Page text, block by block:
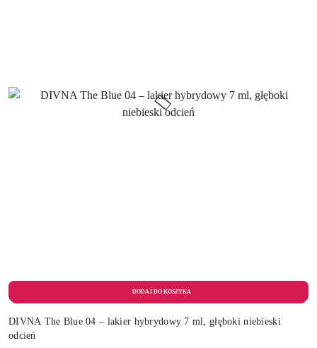
DIVNA The Blue 04 – lakier hybrydowy 7 ml, głęboki niebieski
odcień